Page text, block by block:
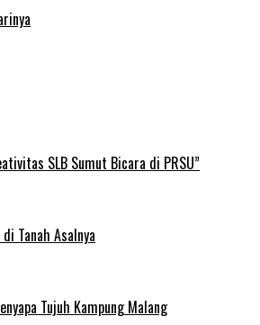
SLB Sumut Bicara di PRSU”
Tanah Asalnya
Tujuh Kampung Malang